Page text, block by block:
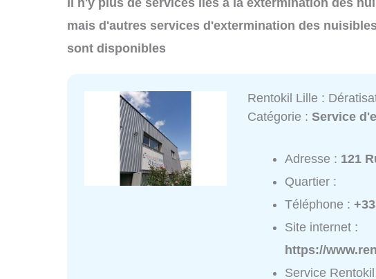
mais d'autres services d'extermination des
sont disponibles
Rentokil Lille :
Catégorie :Service
Adresse : 121
Quartier :
Téléphone :
Site internet :
https://
Service